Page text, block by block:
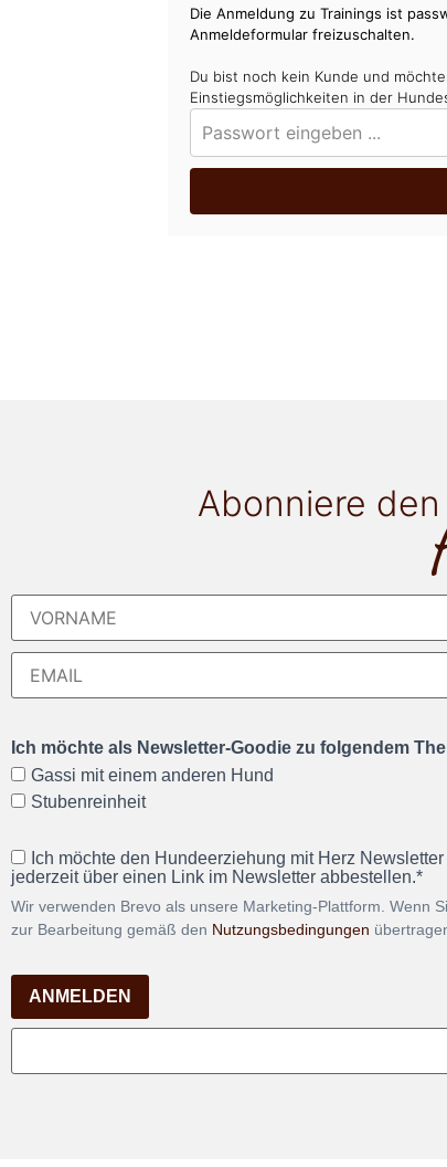
Die Anmeldung zu Trainings ist
Anmeldeformular freizuschalten.
Du bist noch kein Kunde und
Einstiegsmöglichkeiten in der
Abonniere
Ich möchte als Newsletter-Goodie zu folgendem
Gassi mit einem anderen Hund
Stubenreinheit
Ich möchte den Hundeerziehung mit Herz
jederzeit über einen Link im Newsletter abbestellen.*
Wir verwenden Brevo als unsere Marketing-Plattform. Wenn
zur Bearbeitung gemäß den Nutzungsbedingungen
ANMELDEN